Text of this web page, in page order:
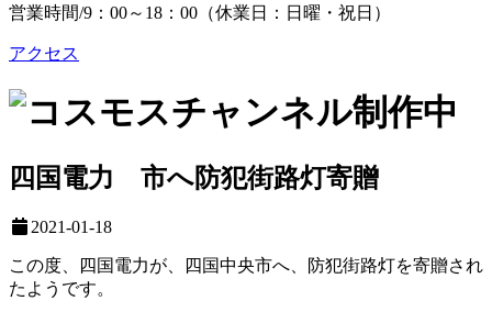
営業時間/9：00～18：00（休業日：日曜・祝日）
アクセス
四国電力 市へ防犯街路灯寄贈
2021-01-18
この度、四国電力が、四国中央市へ、防犯街路灯を寄贈され
たようです。